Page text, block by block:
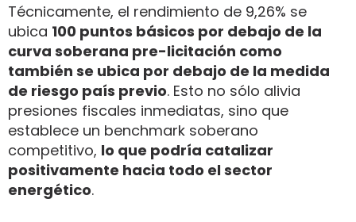
Técnicamente, el rendimiento de 9,26% se
ubica 100 puntos básicos por debajo de la
curva soberana pre-licitación como
también se ubica por debajo de la medida
de riesgo país previo. Esto no sólo alivia
presiones fiscales inmediatas, sino que
establece un benchmark soberano
competitivo, lo que podría catalizar
positivamente hacia todo el sector
energético.